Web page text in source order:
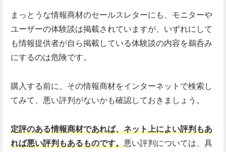
まっとうな情報商材のセールスレターにも、モニターや
ユーザーの体験談は掲載されていますが、いずれにして
も情報提供者が自ら掲載している体験談の内容を鵜呑み
にするのは危険です。
購入する前に、その情報商材をインターネットで検索し
てみて、悪い評判がないかも確認しておきましょう。
定評のある情報商材であれば、ネット上によい評判もあ
れば悪い評判もあるものです。 悪い評判については、具